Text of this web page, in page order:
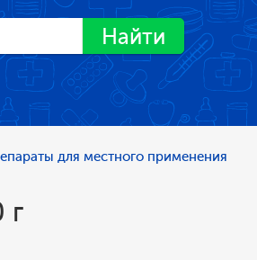
Найти
для местного применения
г